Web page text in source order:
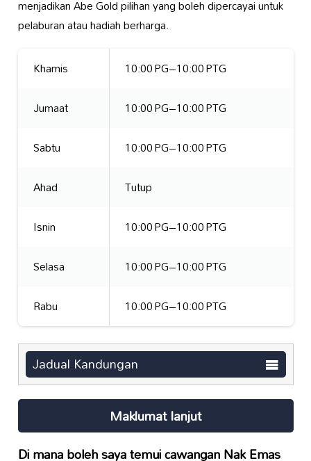
menjadikan Abe Gold pilihan yang boleh dipercayai untuk
pelaburan atau hadiah berharga.
Khamis
10:00 PG–10:00 PTG
Jumaat
10:00 PG–10:00 PTG
Sabtu
10:00 PG–10:00 PTG
Ahad
Tutup
Isnin
10:00 PG–10:00 PTG
Selasa
10:00 PG–10:00 PTG
Rabu
10:00 PG–10:00 PTG
Jadual Kandungan
Maklumat lanjut
Di mana boleh saya temui cawangan Nak Emas